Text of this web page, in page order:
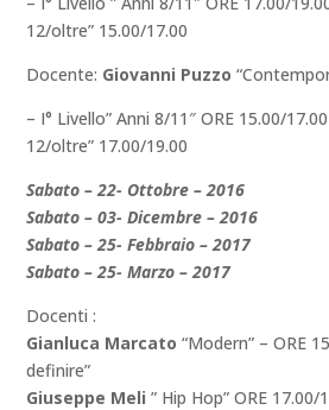
12/oltre” 15.00/17.00
Docente: Giovanni Puzzo
– I° Livello” Anni 8/11″ ORE 15.00/
12/oltre” 17.00/19.00
Sabato – 22- Ottobre – 2016
Sabato – 03- Dicembre – 2016
Sabato – 25- Febbraio – 2017
Sabato – 25- Marzo – 2017
Docenti :
Gianluca Marcato “Modern” – ORE
definire”
Giuseppe Meli ” Hip Hop” ORE 17.00/